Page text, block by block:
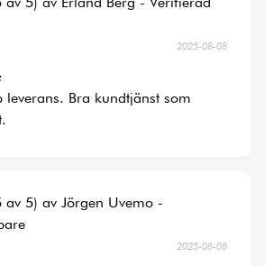
2025-08-08
leverans. Bra kundtjänst som
av 5) av Jörgen Uvemo -
2025-08-08